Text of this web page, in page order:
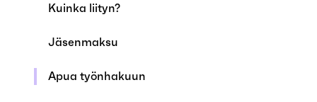
Kuinka liityn?
Jäsenmaksu
Apua työnhakuun